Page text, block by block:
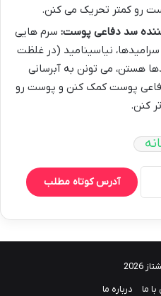
رو کمتر تحریک می کنن.
سد دفاعی پوست: سرم هایی
نیاسینامید (در غلظت
هستن، می تونن به آبرسانی
پوست کمک کنن و پوست رو
کنن.
آدرس کوتاه مطلب
2026
ما درباره ما